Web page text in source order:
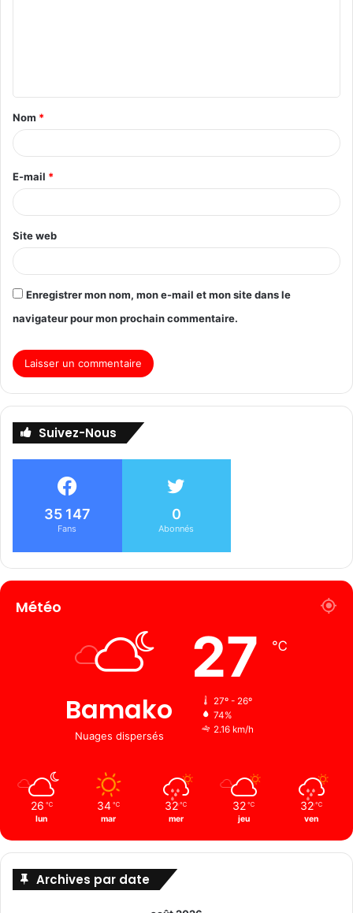
Nom *
E-mail *
Site web
Enregistrer mon nom, mon e-mail et mon site dans le
navigateur pour mon prochain commentaire.
Suivez-Nous
35 147
Fans
0
Abonnés
Météo
Bamako
Nuages ​​dispersés
27 ℃
27º - 26º
74%
2.16 km/h
26 ℃
lun
34 ℃
mar
32 ℃
mer
32 ℃
jeu
32 ℃
ven
Archives par date